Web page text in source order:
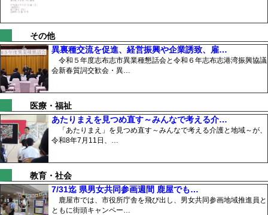
その他
異裏種交流を促進、経営振興や企業誘致、雇…
令和５年度志布志市異業種懇話会と令和６年志布志港湾振興協議
会新春質詞交歓会・異…
医療・福祉
あたりまえを見つめ直す～みんなで考える介…
「あたりまえ」を見つめ直す～みんなで考える介護と地域～が、
令和8年7月11日、…
教育・社会
7/31迄 県男女共同参画週間 鹿屋でも…
鹿屋市では、市役所庁舎を飛び出し、男女共同参画地域推進員と
ともに街頭キャンペー…